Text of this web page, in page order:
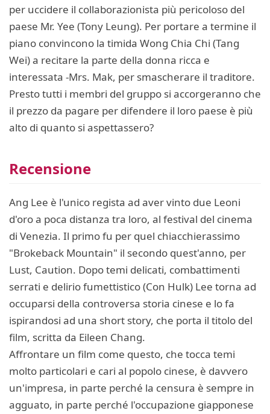
per uccidere il collaborazionista più pericoloso del
paese Mr. Yee (Tony Leung). Per portare a termine il
piano convincono la timida Wong Chia Chi (Tang
Wei) a recitare la parte della donna ricca e
interessata -Mrs. Mak, per smascherare il traditore.
Presto tutti i membri del gruppo si accorgeranno che
il prezzo da pagare per difendere il loro paese è più
alto di quanto si aspettassero?
Recensione
Ang Lee è l'unico regista ad aver vinto due Leoni
d'oro a poca distanza tra loro, al festival del cinema
di Venezia. Il primo fu per quel chiacchierassimo
"Brokeback Mountain" il secondo quest'anno, per
Lust, Caution. Dopo temi delicati, combattimenti
serrati e delirio fumettistico (Con Hulk) Lee torna ad
occuparsi della controversa storia cinese e lo fa
ispirandosi ad una short story, che porta il titolo del
film, scritta da Eileen Chang.
Affrontare un film come questo, che tocca temi
molto particolari e cari al popolo cinese, è davvero
un'impresa, in parte perché la censura è sempre in
agguato, in parte perché l'occupazione giapponese